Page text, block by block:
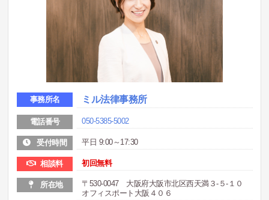
事務所名 ミル法律事務所
電話番号 050-5385-5002
受付時間 平日 9:00～17:30
相談料 初回無料
所在地
〒530-0047 大阪府大阪市北区西天満３-５-１０
オフィスポート大阪４０６